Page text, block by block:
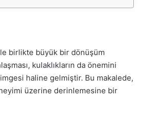
birlikte büyük bir dönüşüm
kulaklıkların da önemini
haline gelmiştir. Bu makalede,
üzerine derinlemesine bir